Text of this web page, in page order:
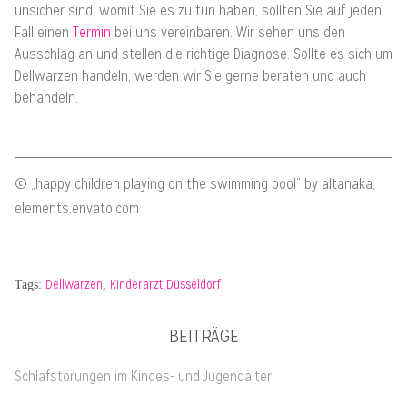
unsicher sind, womit Sie es zu tun haben, sollten Sie auf jeden
Fall einen Termin bei uns vereinbaren. Wir sehen uns den
Ausschlag an und stellen die richtige Diagnose. Sollte es sich um
Dellwarzen handeln, werden wir Sie gerne beraten und auch
behandeln.
© „happy children playing on the swimming pool“ by altanaka,
elements.envato.com
Tags: Dellwarzen, Kinderarzt Düsseldorf
BEITRÄGE
Schlafstörungen im Kindes- und Jugendalter